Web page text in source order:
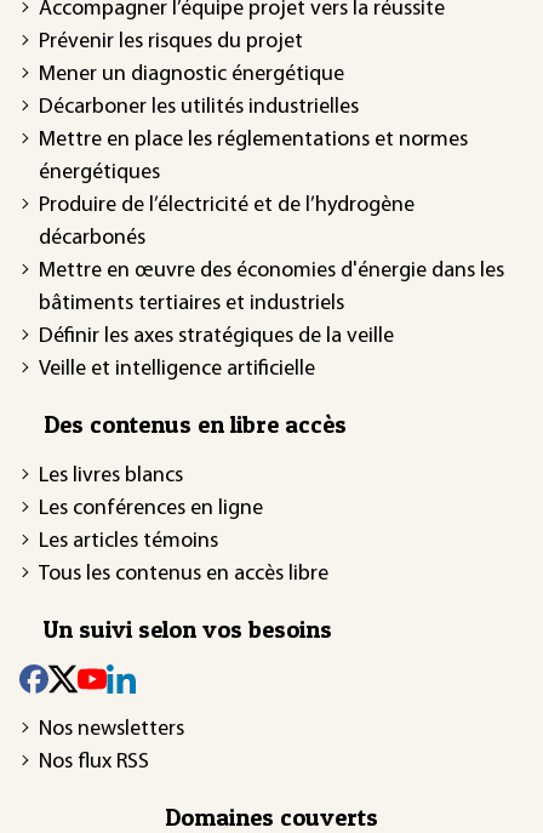
Accompagner l’équipe projet vers la réussite
Prévenir les risques du projet
Mener un diagnostic énergétique
Décarboner les utilités industrielles
Mettre en place les réglementations et normes
énergétiques
Produire de l’électricité et de l’hydrogène
décarbonés
Mettre en œuvre des économies d'énergie dans les
bâtiments tertiaires et industriels
Définir les axes stratégiques de la veille
Veille et intelligence artificielle
Des contenus en libre accès
Les livres blancs
Les conférences en ligne
Les articles témoins
Tous les contenus en accès libre
Un suivi selon vos besoins
Nos newsletters
Nos flux RSS
Domaines couverts